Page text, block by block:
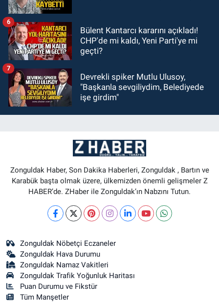
Bülent Kantarcı kararını açıkladı!
CHP'de mi kaldı, Yeni Parti'ye mi
geçti?
6
Devrekli spiker Mutlu Ulusoy,
"Başkanla sevgiliydim, Belediyede
işe girdim"
7
Zonguldak Haber, Son Dakika Haberleri, Zonguldak , Bartın ve
Karabük başta olmak üzere, ülkemizden önemli gelişmeler Z
HABER’de. ZHaber ile Zonguldak’ın Nabzını Tutun.
Zonguldak Nöbetçi Eczaneler
Zonguldak Hava Durumu
Zonguldak Namaz Vakitleri
Zonguldak Trafik Yoğunluk Haritası
Puan Durumu ve Fikstür
Tüm Manşetler